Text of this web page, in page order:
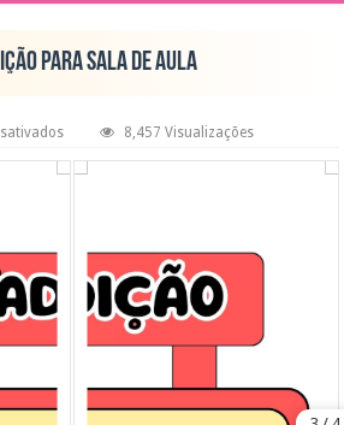
para Sala de Aula
em
de
Aula
8,457 Visualizações